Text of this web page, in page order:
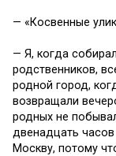
— «Косвенные
— Я, когда
родственников,
родной город,
возвращали
родных не
двенадцать
Москву, потому